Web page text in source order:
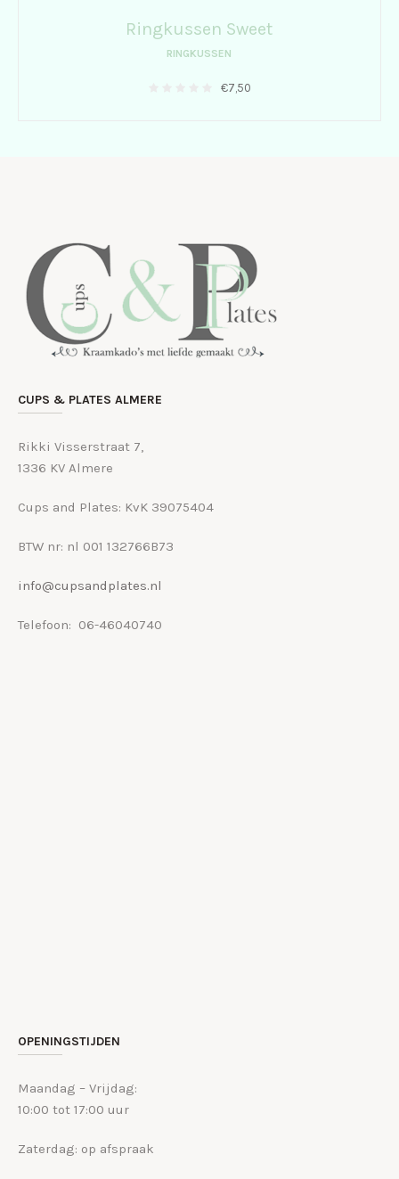
Ringkussen Sweet
RINGKUSSEN
€7,50
CUPS & PLATES ALMERE
Rikki Visserstraat 7,
1336 KV Almere
Cups and Plates: KvK 39075404
BTW nr: nl 001 132766B73
info@cupsandplates.nl
Telefoon: 06-46040740
OPENINGSTIJDEN
Maandag – Vrijdag:
10:00 tot 17:00 uur
Zaterdag: op afspraak